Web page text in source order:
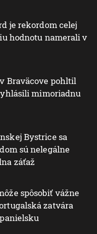
je rekordom celej
hodnotu namerali v
Braväcove pohltil
mimoriadnu
Bystrice sa
sú nelegálne
záťaž
spôsobiť vážne
zatvára